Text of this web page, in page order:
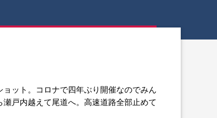
ット。コロナで四年ぶり開催なのでみん
戸内越えて尾道へ。高速道路全部止めて